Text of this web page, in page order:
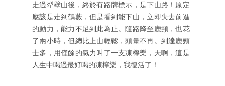
走過犁壁山後，終於有路牌標示，是下山路！原定
應該是走到鶴藪，但是看到能下山，立即失去前進
的動力，能力不足到此為止。隨路降至鹿頸，也花
了兩小時，但總比上山輕鬆，頭暈不再。到達鹿頸
士多，用僅餘的氣力叫了一支凍檸樂，天啊，這是
人生中喝過最好喝的凍檸樂，我復活了！